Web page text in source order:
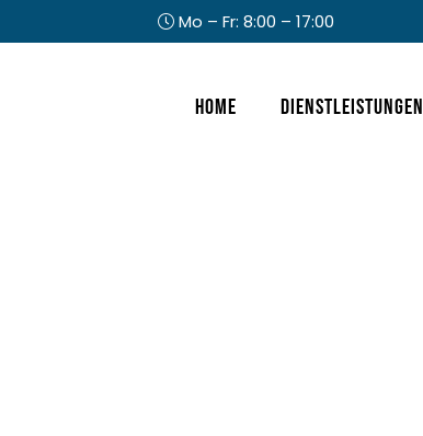
Mo – Fr: 8:00 – 17:00
Home Dienstleistungen